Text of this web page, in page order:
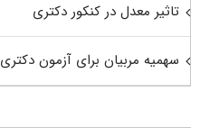
تاثیر معدل در کنکور دکتری
سهمیه مربیان برای آزمون دکتری